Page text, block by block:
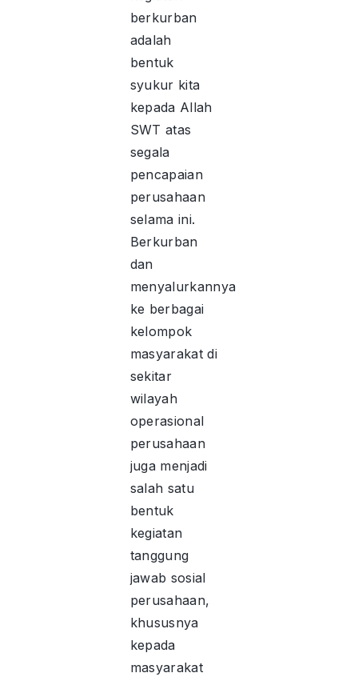
berkurban
adalah
bentuk
syukur kita
kepada Allah
SWT atas
segala
pencapaian
perusahaan
selama ini.
Berkurban
dan
menyalurkannya
ke berbagai
kelompok
masyarakat di
sekitar
wilayah
operasional
perusahaan
juga menjadi
salah satu
bentuk
kegiatan
tanggung
jawab sosial
perusahaan,
khususnya
kepada
masyarakat